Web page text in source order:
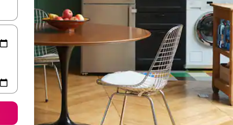
να πλοηγηθείτε στη σελίδα με τα κουμπιά πάνω και κάτω βέλους,